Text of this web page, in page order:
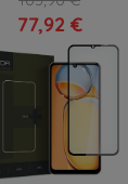
77,92 €